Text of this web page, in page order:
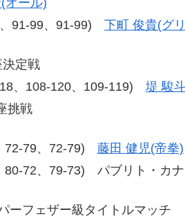
91-99、91-99) 下町 俊貴(グ
定戦
、108-120、109-119) 堤 駿
挑戦
72-79、72-79) 藤田 健児(帝拳)
72、79-73) パブリト・カ
ーフェザー級タイトルマッチ